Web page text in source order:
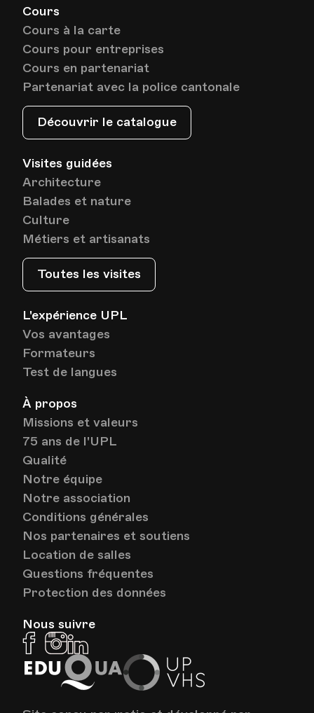
Cours
Cours à la carte
Cours pour entreprises
Cours en partenariat
Partenariat avec la police cantonale
Découvrir le catalogue
Visites guidées
Architecture
Balades et nature
Culture
Métiers et artisanats
Toutes les visites
L'expérience UPL
Vos avantages
Formateurs
Test de langues
À propos
Missions et valeurs
75 ans de l'UPL
Qualité
Notre équipe
Notre association
Conditions générales
Nos partenaires et soutiens
Location de salles
Questions fréquentes
Protection des données
Nous suivre
FacebookInstagram
EduQua